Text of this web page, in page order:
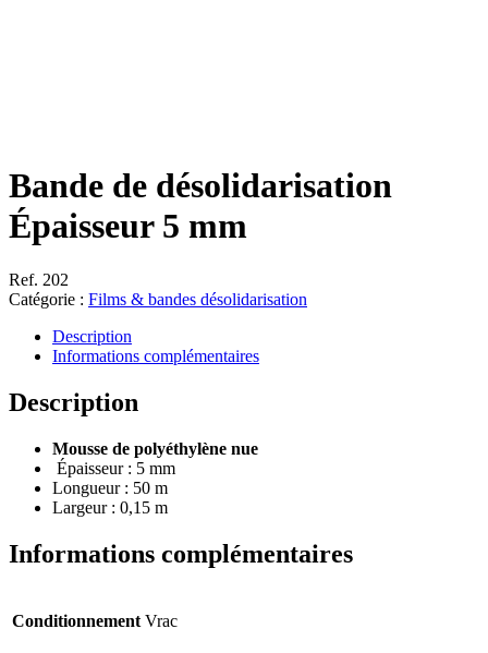
Bande de désolidarisation
Épaisseur 5 mm
Ref. 202
Catégorie : Films & bandes désolidarisation
Description
Informations complémentaires
Description
Mousse de polyéthylène nue
Épaisseur : 5 mm
Longueur : 50 m
Largeur : 0,15 m
Informations complémentaires
Conditionnement Vrac